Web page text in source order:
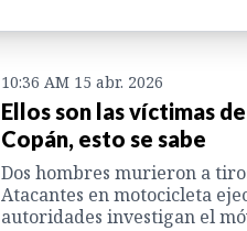
10:36 AM 15 abr. 2026
Ellos son las víctimas
Copán, esto se sabe
Dos hombres murieron a
Atacantes en motocicleta
autoridades investigan el